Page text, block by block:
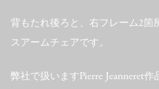
背もたれ後ろと、右フレーム2箇
スアームチェアです。
弊社で扱いますPierre Jeanneret作